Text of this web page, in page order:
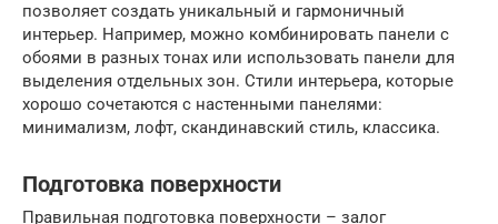
позволяет создать уникальный и гармоничный
интерьер. Например, можно комбинировать панели с
обоями в разных тонах или использовать панели для
выделения отдельных зон. Стили интерьера, которые
хорошо сочетаются с настенными панелями:
минимализм, лофт, скандинавский стиль, классика.
Подготовка поверхности
Правильная подготовка поверхности – залог